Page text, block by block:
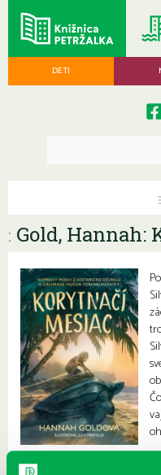
DETI
: Gold, Hannah: